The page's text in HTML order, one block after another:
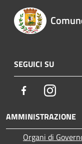
SEGUICI SU
Facebook
AMMINISTRAZIONE
Organi di